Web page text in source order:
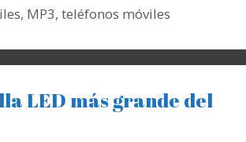
, MP3,teléfonos móviles
LED más grande del